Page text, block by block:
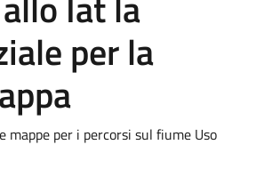
per la
mappe per i percorsi sul fiume Uso